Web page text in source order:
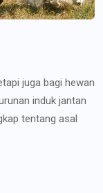
juga bagi hewan
induk jantan
tentang asal